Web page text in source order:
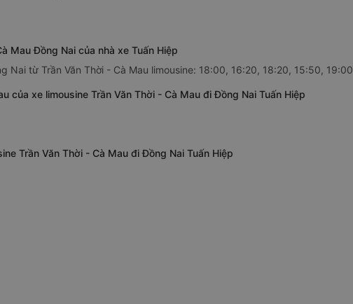
Mau Đồng Nai của nhà xe Tuấn Hiệp
Nai từ Trần Văn Thời - Cà Mau limousine: 18:00, 16:20, 18:20, 15:50, 19:00
của xe limousine Trần Văn Thời - Cà Mau đi Đồng Nai Tuấn Hiệp
Trần Văn Thời - Cà Mau đi Đồng Nai Tuấn Hiệp